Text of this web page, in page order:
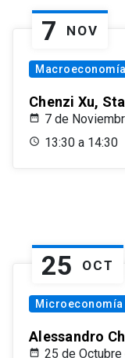
7 NOV
Macroeconomía
Chenzi Xu,
7 de
13:30 a 14:30
25 OCT
Microeconomía
Alessandro
25 de Octubre